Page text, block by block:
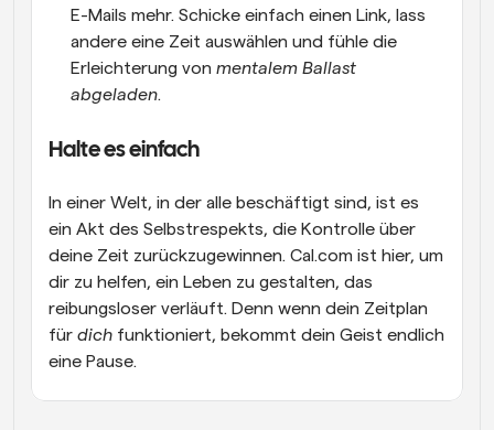
E-Mails mehr. Schicke einfach einen Link, lass
andere eine Zeit auswählen und fühle die
Erleichterung von mentalem Ballast
abgeladen.
Halte es einfach
In einer Welt, in der alle beschäftigt sind, ist es
ein Akt des Selbstrespekts, die Kontrolle über
deine Zeit zurückzugewinnen. Cal.com ist hier, um
dir zu helfen, ein Leben zu gestalten, das
reibungsloser verläuft. Denn wenn dein Zeitplan
für dich funktioniert, bekommt dein Geist endlich
eine Pause.